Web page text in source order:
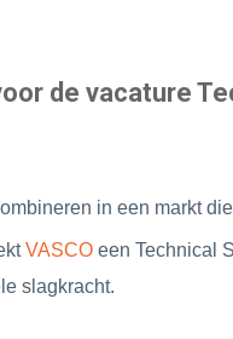
de vacature
in een markt
VASCO een Technical
slagkracht.